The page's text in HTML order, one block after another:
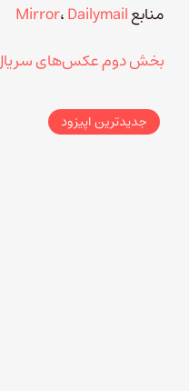
منابع Mirror،Dailymail
بخش دوم عکس‌های سریال
جدیدترین اپیزود